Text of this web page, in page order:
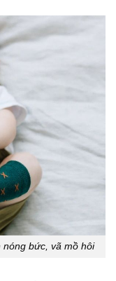
nóng bức, vã mồ hôi